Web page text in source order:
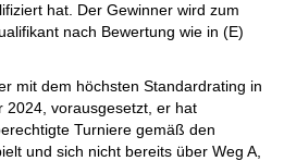
hat. Der Gewinner wird zum
nach Bewertung wie in (E)
mit dem höchsten Standardrating in
2024, vorausgesetzt, er hat
Turniere gemäß den
und sich nicht bereits über Weg A,